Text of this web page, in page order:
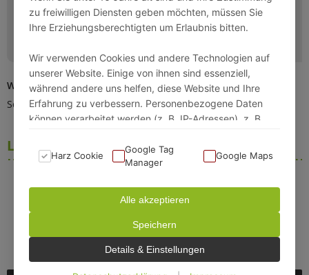
zu freiwilligen Diensten geben möchten, müssen Sie
Ihre Erziehungsberechtigten um Erlaubnis bitten.
Wir verwenden Cookies und andere Technologien auf
unserer Website. Einige von ihnen sind essenziell,
während andere uns helfen, diese Website und Ihre
Erfahrung zu verbessern. Personenbezogene Daten
können verarbeitet werden (z. B. IP-Adressen), z. B.
Anzeigen- und Inhaltsmessung.
Daten finden Sie in unserer Datenschutzerklärung. Sie
können Ihre Auswahl jederzeit unter Einstellungen
widerrufen oder anpassen.
Harz Cookie
Google Tag
Manager
Google Maps
Alle akzeptieren
Speichern
Details & Einstellungen
Wohn- /Schlafzimmer
Schlafsofa (160x200cm)
Schlafzimmer
Doppelbett (180x200cm)
Lage